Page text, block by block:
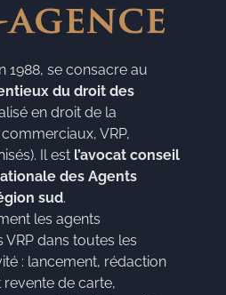
1988, se consacre au
du droit des
en droit de la
VRP,
Il est l’avocat conseil
des Agents
sud.
les agents
dans toutes les
: lancement, rédaction
de carte,